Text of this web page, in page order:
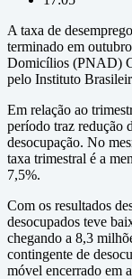
A taxa de
terminado em
Domicílios (PNAD)
pelo Instituto
Em relação ao
período traz redução
desocupação. No
taxa trimestral é a
7,5%.
Com os resultados
desocupados teve
chegando a 8,3
contingente de
móvel encerrado em